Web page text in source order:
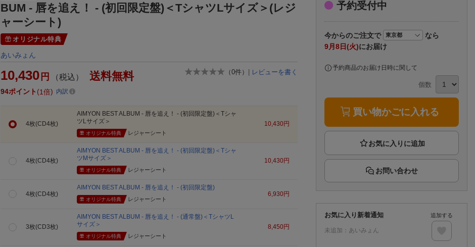
楽天チケット
エンタメニュース
推し楽
BUM - 唇を追え！ - (初回限定盤)＜TシャツLサイズ＞(レジ
ャーシート)
オリジナル特典
あいみょん
（0件） | レビューを書く
10,430 円 （税込） 送料無料
94ポイント 1倍 内訳
4枚(CD4枚)
AIMYON BEST ALBUM - 唇を追え！ - (初回限定盤)＜Tシャ
ツLサイズ＞
オリジナル特典 レジャーシート
10,430円
4枚(CD4枚)
AIMYON BEST ALBUM - 唇を追え！ - (初回限定盤)＜Tシャ
ツMサイズ＞
オリジナル特典 レジャーシート
10,430円
4枚(CD4枚)
AIMYON BEST ALBUM - 唇を追え！ - (初回限定盤)
オリジナル特典 レジャーシート
6,930円
3枚(CD3枚)
AIMYON BEST ALBUM - 唇を追え！ - (通常盤)＜TシャツL
サイズ＞
オリジナル特典 レジャーシート
8,450円
予約受付中
今からのご注文で
なら
9月8日(火)にお届け
予約商品のお届け日時に関して
個数
買い物かごに入れる
お問い合わせ
お気に入り新着通知
未追加： あいみょん
追加する